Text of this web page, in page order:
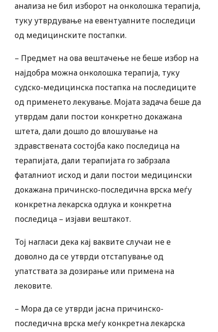
анализа не бил изборот на онколошка терапија,
туку утврдување на евентуалните последици
од медицинските постапки.
– Предмет на ова вештачење не беше избор на
најдобра можна онколошка терапија, туку
судско-медицинска постапка на последиците
од применето лекување. Мојата задача беше да
утврдам дали постои конкретно докажана
штета, дали дошло до влошување на
здравствената состојба како последица на
терапијата, дали терапијата го забрзала
фаталниот исход и дали постои медицински
докажана причинско-последична врска меѓу
конкретна лекарска одлука и конкретна
последица – изјави вештакот.
Тој нагласи дека кај ваквите случаи не е
доволно да се утврди отстапување од
упатствата за дозирање или примена на
лековите.
– Мора да се утврди јасна причинско-
последична врска меѓу конкретна лекарска